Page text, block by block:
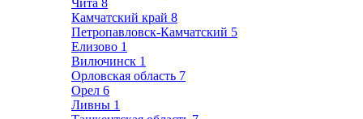
Чита 8
Камчатский край 8
Петропавловск-Камчатский 5
Елизово 1
Вилючинск 1
Орловская область 7
Орел 6
Ливны 1